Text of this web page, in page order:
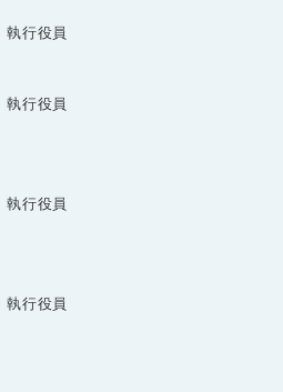
執行役員
執行役員
執行役員
執行役員